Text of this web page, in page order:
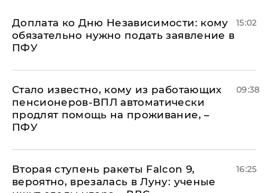
Доплата ко Дню Независимости: кому
обязательно нужно подать заявление в
ПФУ
15:02
Стало известно, кому из работающих
пенсионеров-ВПЛ автоматически
продлят помощь на проживание, –
ПФУ
09:38
Вторая ступень ракеты Falcon 9,
вероятно, врезалась в Луну: ученые
16:25